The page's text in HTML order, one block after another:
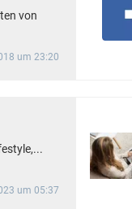
von
um 23:20
um 05:37